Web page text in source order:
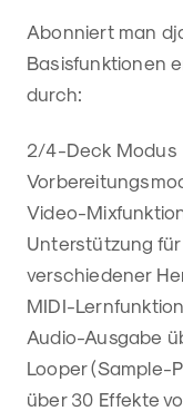
Abonniert man
Basisfunktionen
durch:
2/4-Deck Modus
Video-
Unterstützung
verschiedener
MIDI-
Audio-Ausgabe
Looper (Sample-
über 30 Effekte